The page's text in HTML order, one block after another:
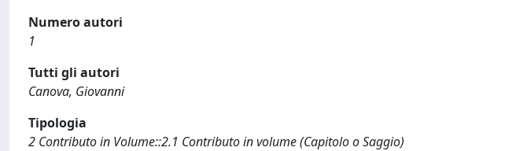
Numero autori
1
Tutti gli autori
Canova, Giovanni
Tipologia
2 Contributo in Volume::2.1 Contributo in volume (Capitolo o Saggio)